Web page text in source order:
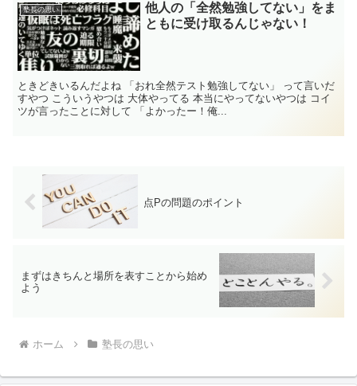
塾長の思い
他人の「全然勉強してない」をま
ともに受け取るんじゃない！
ときどきいるんだよね 「おれ全然テスト勉強してない」 って言いだ
すやつ こういうやつは 大体やってる 本当にやってないやつは コイ
ツが言ったことに対して 「よかったー！俺...
点Pの問題のポイント
まずはきちんと場所を表すことから始め
よう
ホーム 塾長の思い